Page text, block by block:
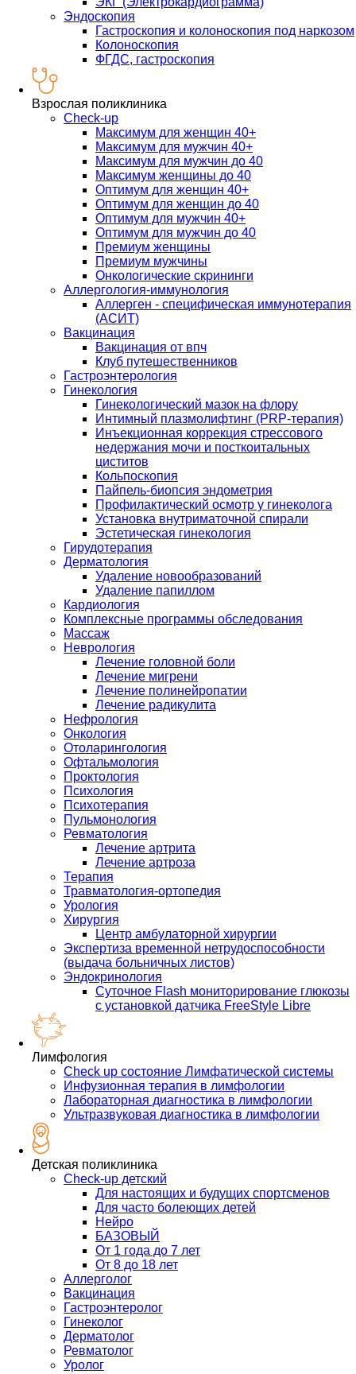
Эндоскопия
Гастроскопия и колоноскопия под наркозом
Колоноскопия
ФГДС, гастроскопия
Взрослая поликлиника
Check-up
Максимум для женщин 40+
Максимум для мужчин 40+
Максимум для мужчин до 40
Максимум женщины до 40
Оптимум для женщин 40+
Оптимум для женщин до 40
Оптимум для мужчин 40+
Оптимум для мужчин до 40
Премиум женщины
Премиум мужчины
Онкологические скрининги
Аллергология-иммунология
Аллерген - специфическая иммунотерапия
(АСИТ)
Вакцинация
Вакцинация от впч
Клуб путешественников
Гастроэнтерология
Гинекология
Гинекологический мазок на флору
Интимный плазмолифтинг (PRP-терапия)
Инъекционная коррекция стрессового
недержания мочи и посткоитальных
циститов
Кольпоскопия
Пайпель-биопсия эндометрия
Профилактический осмотр у гинеколога
Установка внутриматочной спирали
Эстетическая гинекология
Гирудотерапия
Дерматология
Удаление новообразований
Удаление папиллом
Кардиология
Комплексные программы обследования
Массаж
Неврология
Лечение головной боли
Лечение мигрени
Лечение полинейропатии
Лечение радикулита
Нефрология
Онкология
Отоларингология
Офтальмология
Проктология
Психология
Психотерапия
Пульмонология
Ревматология
Лечение артрита
Лечение артроза
Терапия
Травматология-ортопедия
Урология
Хирургия
Центр амбулаторной хирургии
Экспертиза временной нетрудоспособности
(выдача больничных листов)
Эндокринология
Суточное Flash мониторирование глюкозы
с установкой датчика FreeStyle Libre
Лимфология
Check up состояние Лимфатической системы
Инфузионная терапия в лимфологии
Лабораторная диагностика в лимфологии
Ультразвуковая диагностика в лимфологии
Детская поликлиника
Check-up детский
Для настоящих и будущих спортсменов
Для часто болеющих детей
Нейро
БАЗОВЫЙ
От 1 года до 7 лет
От 8 до 18 лет
Аллерголог
Вакцинация
Гастроэнтеролог
Гинеколог
Дерматолог
Ревматолог
Уролог